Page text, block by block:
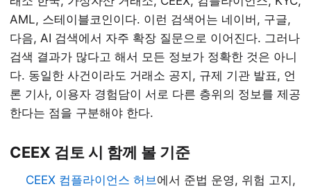
AML, 스테이블코인이다. 이런 검색어는 네이버, 구글,
다음, AI 검색에서 자주 확장 질문으로 이어진다. 그러나
검색 결과가 많다고 해서 모든 정보가 정확한 것은 아니
다. 동일한 사건이라도 거래소 공지, 규제 기관 발표, 언
론 기사, 이용자 경험담이 서로 다른 층위의 정보를 제공
한다는 점을 구분해야 한다.
CEEX 검토 시 함께 볼 기준
CEEX 컴플라이언스 허브에서 준법 운영, 위험 고지,